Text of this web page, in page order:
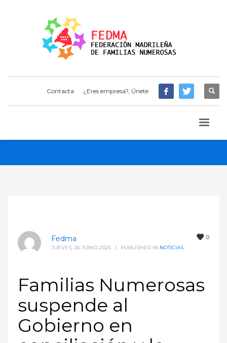
Contacta ¿Eres empresa?, Únete
0
Fedma
JUEVES, 26 JUNIO 2025 / PUBLISHED IN NOTICIAS
Familias Numerosas
suspende al
Gobierno en